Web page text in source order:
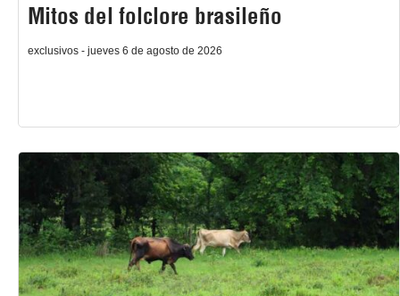
Mitos del folclore brasileño
exclusivos - jueves 6 de agosto de 2026